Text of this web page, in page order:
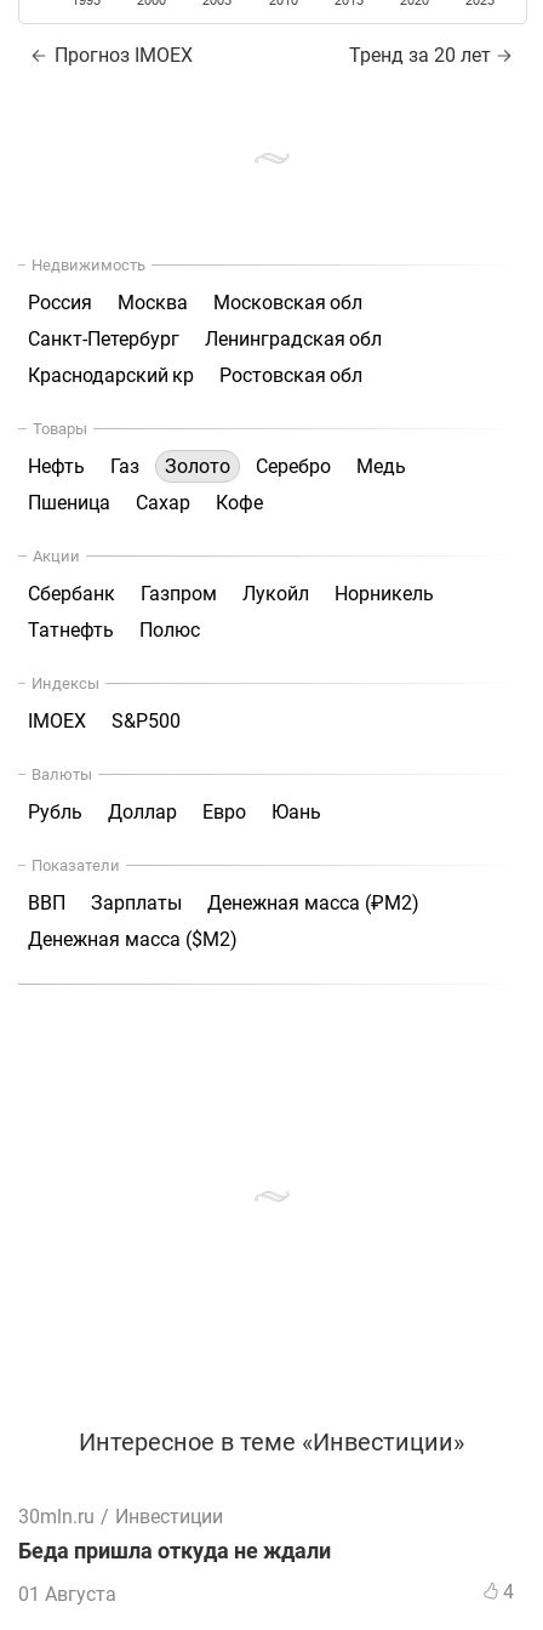
Прогноз IMOEX Тренд за 20 лет
Недвижимость
Россия Москва
Московская обл
Санкт-Петербург
Ленинградская обл
Краснодарский кр
Ростовская обл
Товары
Нефть Газ Золото Серебро
Медь
Пшеница
Сахар Кофе
Акции
Сбербанк Газпром Лукойл
Норникель
Татнефть
Полюс
Индексы
IMOEX S&P500
Валюты
Рубль Доллар Евро Юань
Показатели
ВВП Зарплаты
Денежная масса (₽М2)
Денежная масса ($М2)
Интересное в теме «Инвестиции»
30mln.ru / Инвестиции
Беда пришла откуда не ждали
01 Августа 4